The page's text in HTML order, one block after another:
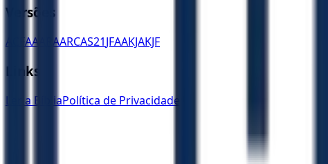
Versões
ACFAA ARAARCAS21JFAAKJAKJF
Links
Ler a BíbliaPolítica de Privacidade